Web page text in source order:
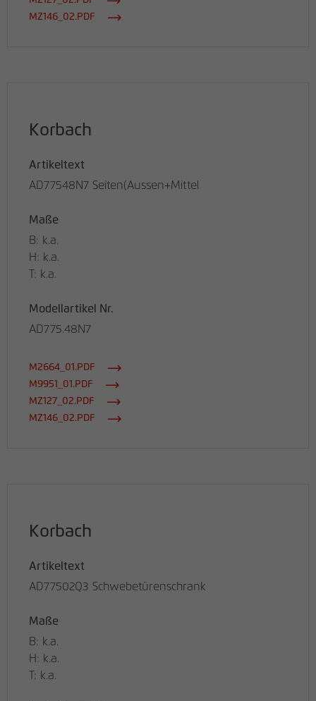
MZ146_02.PDF
Korbach
Artikeltext
AD77548N7 Seiten(Aussen+Mittel
Maße
B: k.a.
H: k.a.
T: k.a.
Modellartikel Nr.
AD775.48N7
M2664_01.PDF
M9951_01.PDF
MZ127_02.PDF
MZ146_02.PDF
Korbach
Artikeltext
AD77502Q3 Schwebetürenschrank
Maße
B: k.a.
H: k.a.
T: k.a.